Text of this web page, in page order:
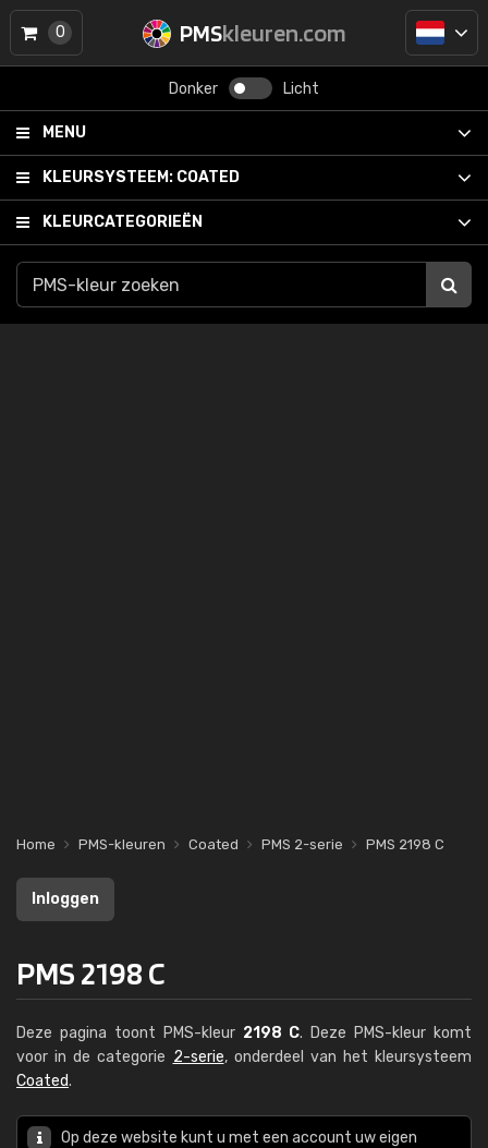
PMSkleuren.com
Donker Licht
MENU
KLEURSYSTEEM: COATED
KLEURCATEGORIEËN
0
Home PMS-kleuren Coated PMS 2-serie PMS 2198 C
Inloggen
PMS 2198 C
Deze pagina toont PMS-kleur 2198 C. Deze PMS-kleur komt
voor in de categorie 2-serie, onderdeel van het kleursysteem
Coated.
Op deze website kunt u met een account uw eigen